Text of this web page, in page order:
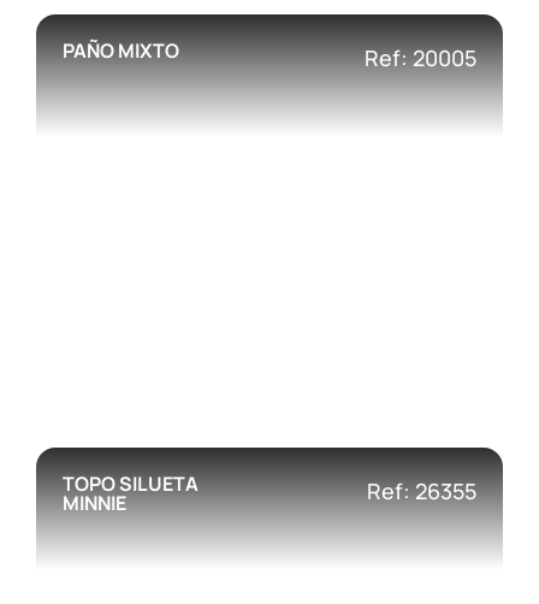
PAÑO MIXTO Ref: 20005
TOPO SILUETA
MINNIE Ref: 26355